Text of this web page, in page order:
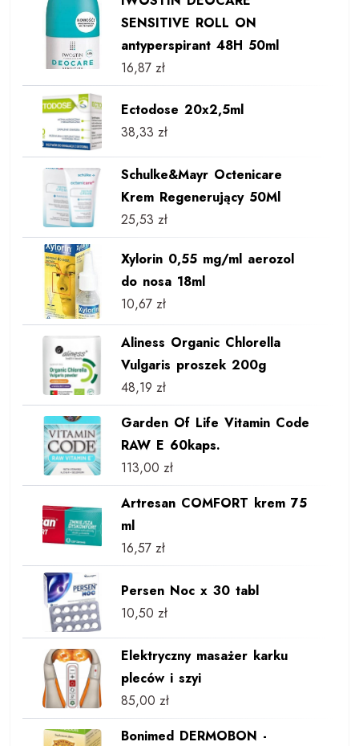
SENSITIVE ROLL ON
antyperspirant 48H 50ml
16,87 zł
Ectodose 20x2,5ml
38,33 zł
Schulke&Mayr Octenicare
Krem Regenerujący 50Ml
25,53 zł
Xylorin 0,55 mg/ml aerozol
do nosa 18ml
10,67 zł
Aliness Organic Chlorella
Vulgaris proszek 200g
48,19 zł
Garden Of Life Vitamin Code
RAW E 60kaps.
113,00 zł
Artresan COMFORT krem 75
ml
16,57 zł
Persen Noc x 30 tabl
10,50 zł
Elektryczny masażer karku
pleców i szyi
85,00 zł
Bonimed DERMOBON -